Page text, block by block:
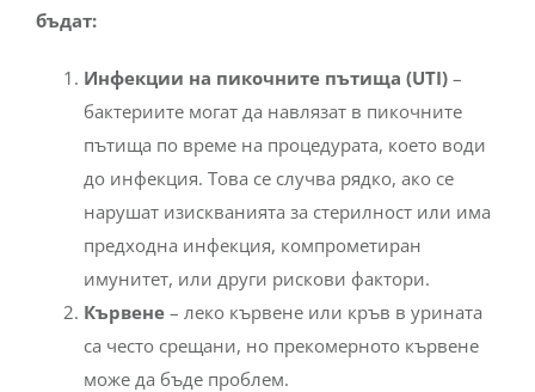
бъдат:
Инфекции на пикочните пътища (UTI)–
бактериите могат да навлязат в пикочните
пътища по време на процедурата, което води
до инфекция. Това се случва рядко, ако се
нарушат изискванията за стерилност или има
предходна инфекция, компрометиран
имунитет, или други рискови фактори.
Кървене– леко кървене или кръв в урината
са често срещани, но прекомерното кървене
може да бъде проблем.